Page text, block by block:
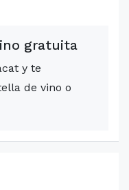
gratuita
y te
de vino o